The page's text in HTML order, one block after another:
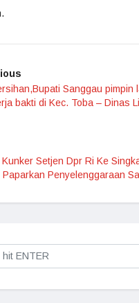
Sanggau pimpin
bakti di Kec. Toba – Dinas
Kunker Setjen Dpr Ri Ke
Paparkan Penyelenggaraan